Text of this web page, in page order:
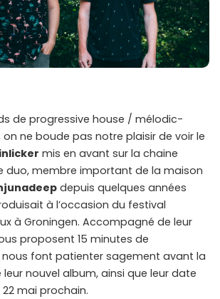
de progressive house / mélodic-
ne boude pas notre plaisir de voir le
mis en avant sur la chaine
duo, membre important de la maison
depuis quelques années
à l’occasion du festival
à Groningen. Accompagné de leur
proposent 15 minutes de
font patienter sagement avant la
nouvel album, ainsi que leur date
22 mai prochain.